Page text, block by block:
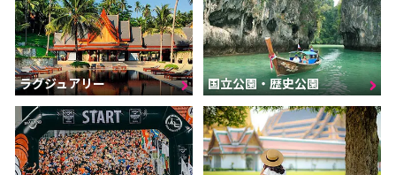
ラグジュアリー 国立公園・歴史公園